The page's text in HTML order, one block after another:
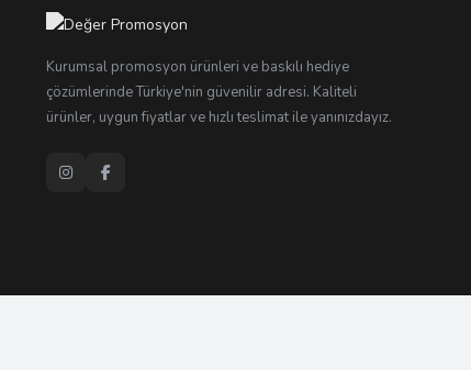
Kurumsal promosyon ürünleri ve baskılı hediye
çözümlerinde Türkiye'nin güvenilir adresi. Kaliteli
ürünler, uygun fiyatlar ve hızlı teslimat ile yanınızdayız.